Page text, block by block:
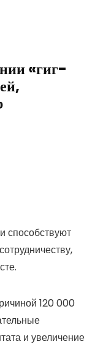
«гиг-
способствуют
120 000
и увеличение